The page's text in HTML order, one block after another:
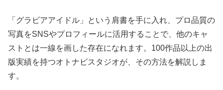
「グラビアアイドル」という肩書を手に入れ、プロ品質の
写真をSNSやプロフィールに活用することで、他のキャ
ストとは一線を画した存在になれます。100作品以上の出
版実績を持つオトナビスタジオが、その方法を解説しま
す。